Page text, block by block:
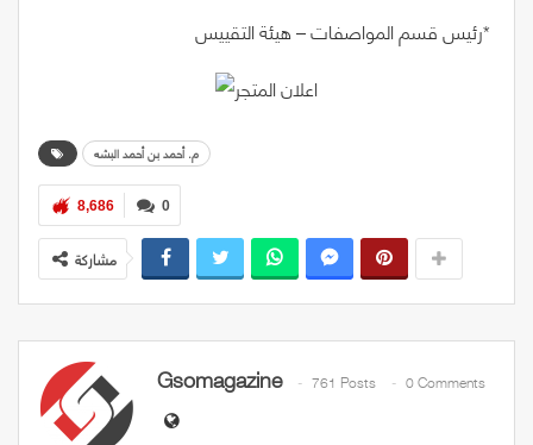
‭* ‬رئيس‭ ‬قسم‭ ‬المواصفات‭ – ‬هيئة‭ ‬التقييس
م. أحمد بن أحمد البشه
0
8,686
مشاركة
Gsomagazine 761 Posts 0 Comments